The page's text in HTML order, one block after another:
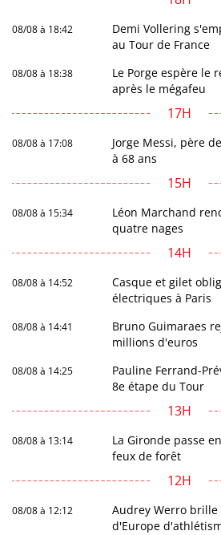
08/08 à 18:42
Demi Vollering
au Tour de France
08/08 à 18:38
Le Porge espère le
après le mégafeu
17H
08/08 à 17:08
Jorge Messi, père
à 68 ans
15H
08/08 à 15:34
Léon Marchand
quatre nages
14H
08/08 à 14:52
Casque et gilet
électriques à Paris
08/08 à 14:41
Bruno Guimaraes
millions d'euros
08/08 à 14:25
Pauline Ferrand-
8e étape du Tour
13H
08/08 à 13:14
La Gironde passe
feux de forêt
12H
08/08 à 12:12
Audrey Werro
d'Europe